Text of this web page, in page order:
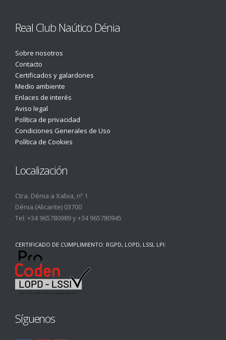
Real Club Naútico Dénia
Sobre nosotros
Contacto
Certificados y galardones
Medio ambiente
Enlaces de interés
Aviso legal
Política de privacidad
Condiciones Generales de Uso
Política de Cookies
Localización
Ctra. Dénia a Xabia, nº 1
Dénia (Alicante) 03700
Tel: +34 965780989y+34 965780945
CERTIFICADO DE CUMPLIMIENTO: RGPD, LOPD, LSSI, LPI:
Síguenos